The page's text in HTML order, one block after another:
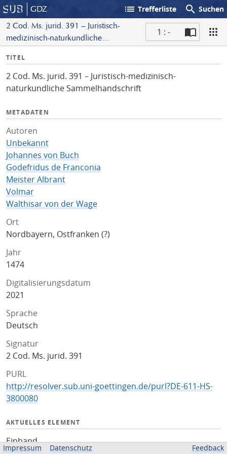
GDZ list Trefferliste search Suchen
2 Cod. Ms. jurid. 391 – Juristisch-
medizinisch-naturkundliche
1 : -
I
f
o
TITEL
2 Cod. Ms. jurid. 391 – Juristisch-medizinisch-
naturkundliche Sammelhandschrift
METADATEN
Autoren
Unbekannt
Johannes von Buch
Godefridus de Franconia
Meister Albrant
Volmar
Walthisar von der Wage
Ort
Nordbayern, Ostfranken (?)
Jahr
1474
Digitalisierungsdatum
2021
Sprache
Deutsch
Signatur
2 Cod. Ms. jurid. 391
PURL
http://resolver.sub.uni-goettingen.de/purl?DE-611-HS-
3800080
AKTUELLES ELEMENT
Einband
Impressum Datenschutz Feedback